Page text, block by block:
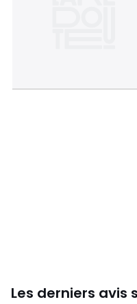
Les derniers avis